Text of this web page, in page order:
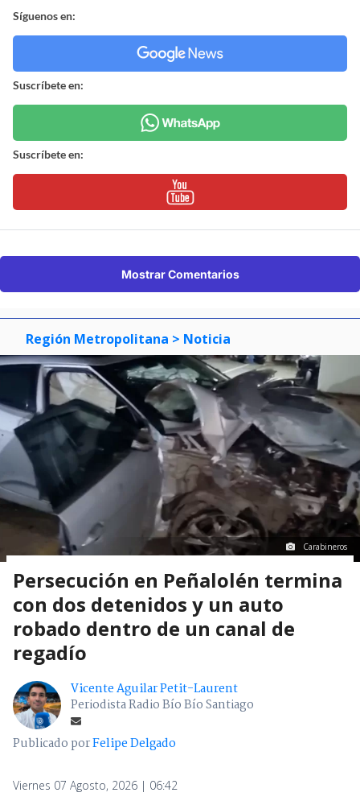
Síguenos en:
Suscríbete en:
Suscríbete en:
Mostrar Comentarios
Región Metropolitana > Noticia
Carabineros
Persecución en Peñalolén termina
con dos detenidos y un auto
robado dentro de un canal de
regadío
Vicente Aguilar Petit-Laurent
Periodista Radio Bío Bío Santiago
Publicado porFelipe Delgado
Viernes 07 Agosto, 2026 | 06:42